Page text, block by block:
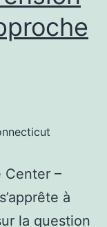
Center –
à
la question